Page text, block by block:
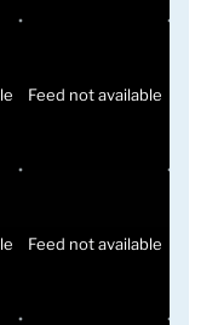
Feed not available
Feed not available